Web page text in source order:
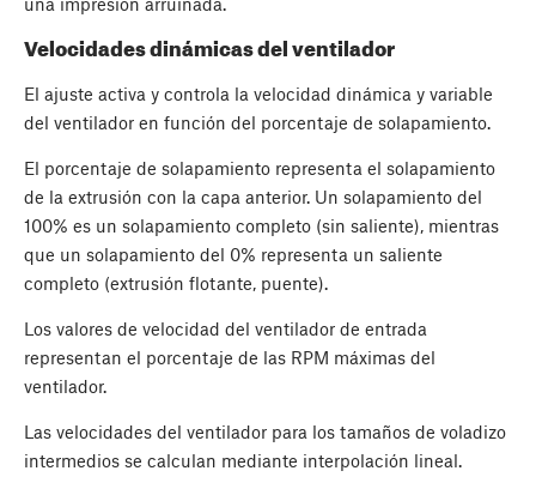
Velocidades dinámicas del ventilador
El ajuste activa y controla la velocidad dinámica y variable
del ventilador en función del porcentaje de solapamiento.
El porcentaje de solapamiento representa el solapamiento
de la extrusión con la capa anterior. Un solapamiento del
100% es un solapamiento completo (sin saliente), mientras
que un solapamiento del 0% representa un saliente
completo (extrusión flotante, puente).
Los valores de velocidad del ventilador de entrada
representan el porcentaje de las RPM máximas del
ventilador.
Las velocidades del ventilador para los tamaños de voladizo
intermedios se calculan mediante interpolación lineal.